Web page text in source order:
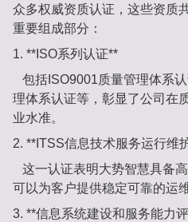
众多权威资质认证，这些资质
重要组成部分：
1. **ISO系列认证**
包括ISO9001质量管理体系
理体系认证等，彰显了公司在
业水准。
2. **ITSS信息技术服务运行维
这一认证表明大势智慧具备
可以为客户提供稳定可靠的运
3. **信息系统建设和服务能力